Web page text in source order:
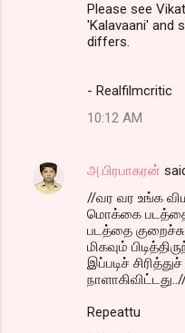
Please see
'Kalavaani' and
differs.
- Realfilmcritic
10:12 AM
அ.பிரபாகரன்
//வர வர உங்க
மொக்கை படத்தை
படத்தை
மிகவும்
இப்படிச்
Repeattu